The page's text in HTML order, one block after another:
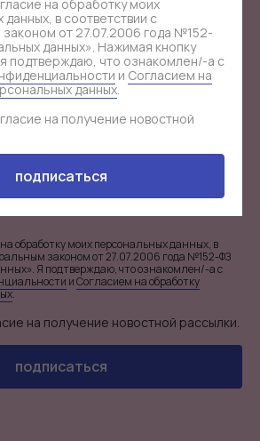
на обработку моих
в соответствии с
от 27.07.2006 года №152-
данных». Нажимая кнопку
подтверждаю, что ознакомлен/-а с
и Согласием на
данных
на получение новостной
подписаться
акциях и закрытых распродажах
обработку моих персональных данных, в
законом от 27.07.2006 года №152-ФЗ
Я подтверждаю, что ознакомлен/-а с
иСогласием на обработку
.
на получение новостной рассылки.
подписаться